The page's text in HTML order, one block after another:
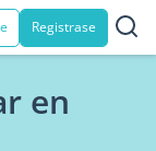
Registrase
en